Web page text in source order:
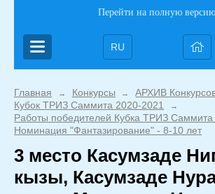
Перейти на полную версию
RU
Главная → Конкурсы → АРХИВ
Кубок ТРИЗ Саммита 2020-2021 →
Работы победителей Кубка ТРИЗ Саммита
Номинация "Фантазирование" - 8-10 лет
3 место Касумзаде
кызы, Касумзаде